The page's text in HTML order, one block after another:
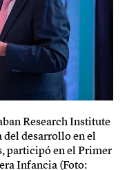
Research Institute
del desarrollo en el
participó en el Primer
Infancia (Foto: